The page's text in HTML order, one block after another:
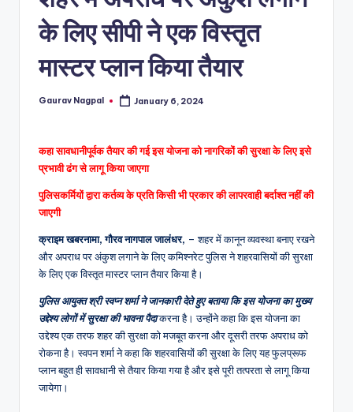
m
के लिए सीपी ने एक विस्तृत
मास्टर प्लान किया तैयार
Posted
Gaurav Nagpal January 6, 2024
कहा सावधानीपूर्वक तैयार की गई इस योजना को नागरिकों की सुरक्षा के लिए इसे
प्रभावी ढंग से लागू किया जाएगा
पुलिसकर्मियों द्वारा कर्तव्य के प्रति किसी भी प्रकार की लापरवाही बर्दाश्त नहीं की
जाएगी
क्राइम खबरनामा, गौरव नागपाल जालंधर, – शहर में कानून व्यवस्था बनाए रखने
और अपराध पर अंकुश लगाने के लिए कमिश्नरेट पुलिस ने शहरवासियों की सुरक्षा
के लिए एक विस्तृत मास्टर प्लान तैयार किया है।
पुलिस आयुक्त श्री स्वप्न शर्मा ने जानकारी देते हुए बताया कि इस योजना का मुख्य
उद्देश्य लोगों में सुरक्षा की भावना पैदाकरना है। उन्होंने कहा कि इस योजना का
उद्देश्य एक तरफ शहर की सुरक्षा को मजबूत करना और दूसरी तरफ अपराध को
रोकना है। स्वपन शर्मा ने कहा कि शहरवासियों की सुरक्षा के लिए यह फुलप्रूफ
प्लान बहुत ही सावधानी से तैयार किया गया है और इसे पूरी तत्परता से लागू किया
जायेगा।